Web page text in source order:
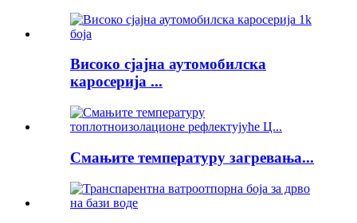
Високо сјајна аутомобилска
каросерија ...
Смањите температуру загревања...